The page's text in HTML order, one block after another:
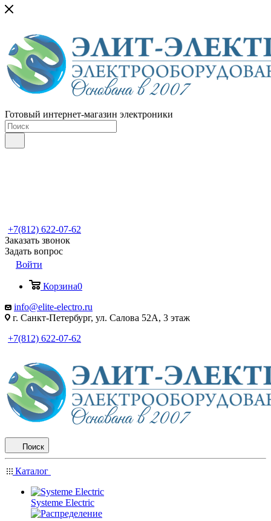
Готовый интернет-магазин электроники
+7(812) 622-07-62
Заказать звонок
Задать вопрос
Войти
Корзина0
info@elite-electro.ru
г. Санкт-Петербург, ул. Салова 52А, 3 этаж
+7(812) 622-07-62
Поиск
Каталог
Systeme Electric